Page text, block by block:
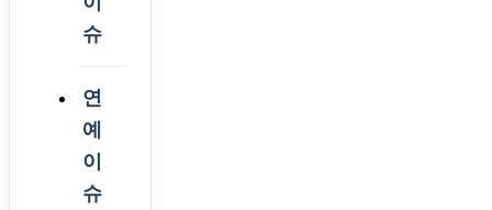
슈
연
예
이
슈